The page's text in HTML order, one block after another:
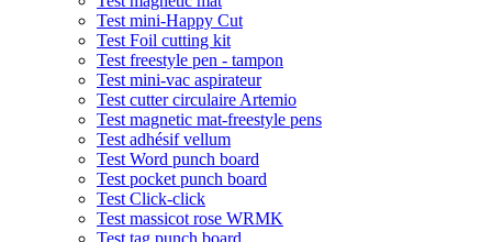
Test mini-Happy Cut
Test Foil cutting kit
Test freestyle pen - tampon
Test mini-vac aspirateur
Test cutter circulaire Artemio
Test magnetic mat-freestyle pens
Test adhésif vellum
Test Word punch board
Test pocket punch board
Test Click-click
Test massicot rose WRMK
Test tag punch board